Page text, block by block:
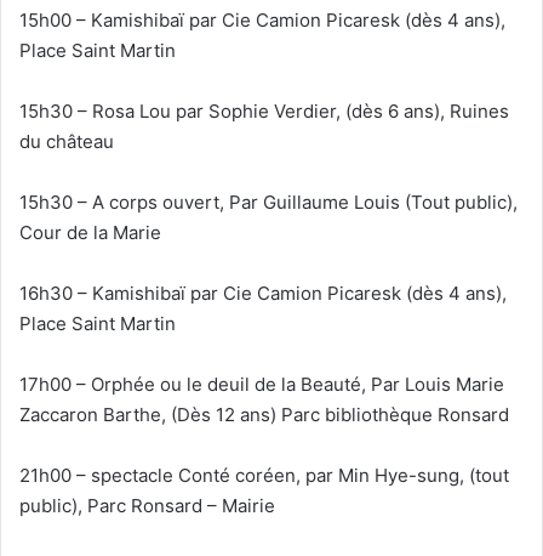
15h00 – Kamishibaï par Cie Camion Picaresk (dès 4 ans),
Place Saint Martin
15h30 – Rosa Lou par Sophie Verdier, (dès 6 ans), Ruines
du château
15h30 – A corps ouvert, Par Guillaume Louis (Tout public),
Cour de la Marie
16h30 – Kamishibaï par Cie Camion Picaresk (dès 4 ans),
Place Saint Martin
17h00 – Orphée ou le deuil de la Beauté, Par Louis Marie
Zaccaron Barthe, (Dès 12 ans) Parc bibliothèque Ronsard
21h00 – spectacle Conté coréen, par Min Hye-sung, (tout
public), Parc Ronsard – Mairie